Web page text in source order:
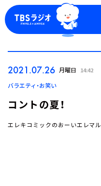
ログイン
2021.07.26 月曜日 14:42
バラエティ・お笑い
コントの夏！
エレキコミックのおーいエレマル